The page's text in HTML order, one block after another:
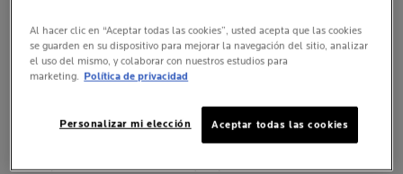
¿QUÉ CAUSA ESTOS
TRASTORNOS DE LA
PIGMENTACIÓN?
VARIAS CAUSAS
Hay numerosos factores que pueden considerarse
Al hacer clic en “Aceptar todas las cookies”, usted acepta que las cookies
se guarden en su dispositivo para mejorar la navegación del sitio, analizar
el uso del mismo, y colaborar con nuestros estudios para
marketing. Política de privacidad
Aceptar todas las cookies
Personalizar mi elección